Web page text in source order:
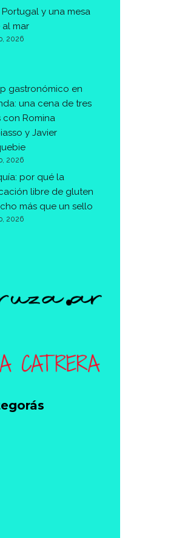
Portugal y una mesa
mar
2026
gastronómico en
una cena de tres
con Romina
y Javier
2026
por qué la
libre de gluten
más que un sello
2026